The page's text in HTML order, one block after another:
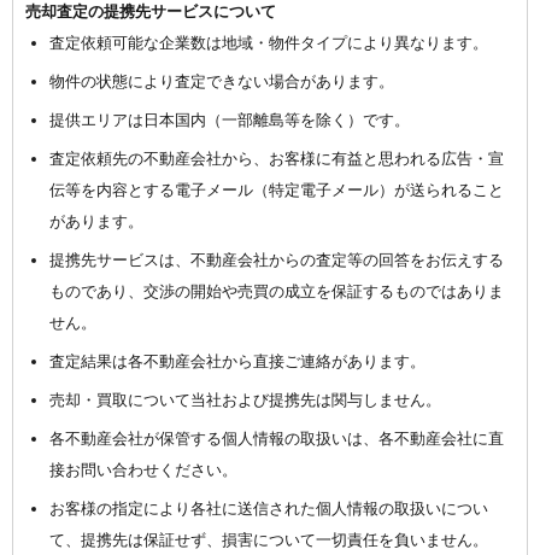
売却査定の提携先サービスについて
査定依頼可能な企業数は地域・物件タイプにより異なります。
物件の状態により査定できない場合があります。
提供エリアは日本国内（一部離島等を除く）です。
査定依頼先の不動産会社から、お客様に有益と思われる広告・宣
伝等を内容とする電子メール（特定電子メール）が送られること
があります。
提携先サービスは、不動産会社からの査定等の回答をお伝えする
ものであり、交渉の開始や売買の成立を保証するものではありま
せん。
査定結果は各不動産会社から直接ご連絡があります。
売却・買取について当社および提携先は関与しません。
各不動産会社が保管する個人情報の取扱いは、各不動産会社に直
接お問い合わせください。
お客様の指定により各社に送信された個人情報の取扱いについ
て、提携先は保証せず、損害について一切責任を負いません。